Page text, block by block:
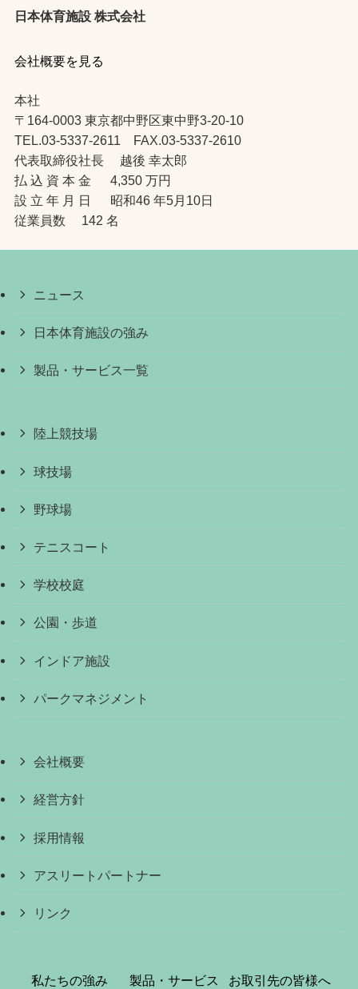
日本体育施設 株式会社
会社概要を見る
本社
〒164-0003 東京都中野区東中野3-20-10
TEL.03-5337-2611 FAX.03-5337-2610
代表取締役社長 越後 幸太郎
払 込 資 本 金 4,350 万円
設 立 年 月 日 昭和46 年5月10日
従業員数 142 名
ニュース
日本体育施設の強み
製品・サービス一覧
陸上競技場
球技場
野球場
テニスコート
学校校庭
公園・歩道
インドア施設
パークマネジメント
会社概要
経営方針
採用情報
アスリートパートナー
リンク
私たちの強み
製品・サービス
お取引先の皆様へ